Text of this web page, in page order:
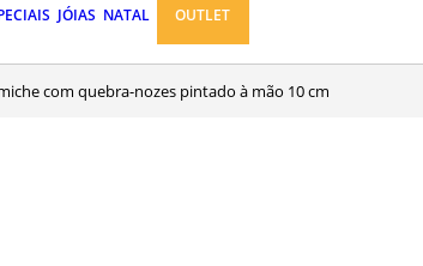
JÓIAS NATAL OUTLET
com quebra-nozes pintado à mão 10 cm